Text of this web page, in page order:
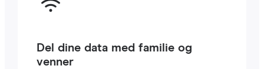
Del dine data med familie og
venner